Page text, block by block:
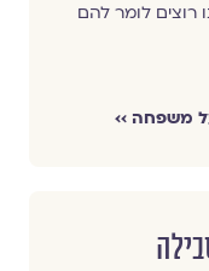
רוצים לומר להם
משפחה ››